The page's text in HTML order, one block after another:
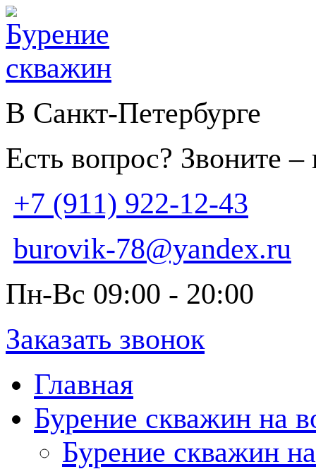
В Санкт-Петербурге
Есть вопрос? Звоните
+7 (911) 922-12-43
burovik-78@yandex.ru
Пн-Вс 09:00 - 20:00
Заказать звонок
Главная
Бурение скважин на
Бурение скважин